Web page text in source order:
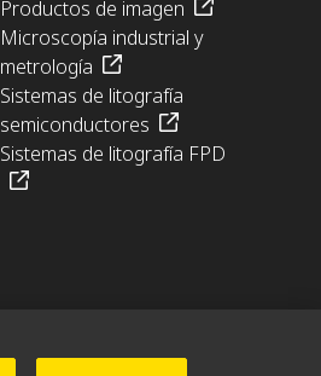
Productos de imagen
Microscopía industrial y
metrología
Sistemas de litografía
semiconductores
Sistemas de litografía FPD